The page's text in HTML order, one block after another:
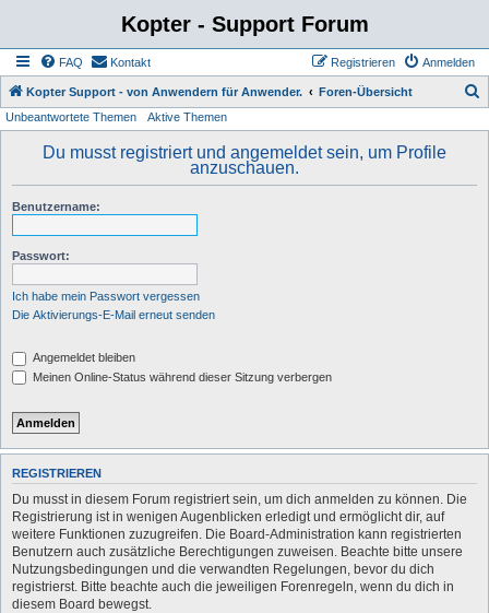
Kopter - Support Forum
FAQ Kontakt Anmelden
Registrieren
Kopter Support - von Anwendern für Anwender. Foren-Übersicht
Unbeantwortete Themen Aktive Themen
Du musst registriert und angemeldet sein, um Profile
anzuschauen.
Benutzername:
Passwort:
Ich habe mein Passwort vergessen
Die Aktivierungs-E-Mail erneut senden
Angemeldet bleiben
Meinen Online-Status während dieser Sitzung verbergen
REGISTRIEREN
Du musst in diesem Forum registriert sein, um dich anmelden zu können. Die
Registrierung ist in wenigen Augenblicken erledigt und ermöglicht dir, auf
weitere Funktionen zuzugreifen. Die Board-Administration kann registrierten
Benutzern auch zusätzliche Berechtigungen zuweisen. Beachte bitte unsere
Nutzungsbedingungen und die verwandten Regelungen, bevor du dich
registrierst. Bitte beachte auch die jeweiligen Forenregeln, wenn du dich in
diesem Board bewegst.